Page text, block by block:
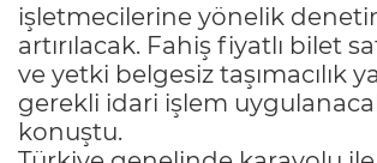
işletmecilerine yönelik
artırılacak. Fahiş fiyatlı bilet
ve yetki belgesiz taşımacılık
gerekli idari işlem
konuştu.